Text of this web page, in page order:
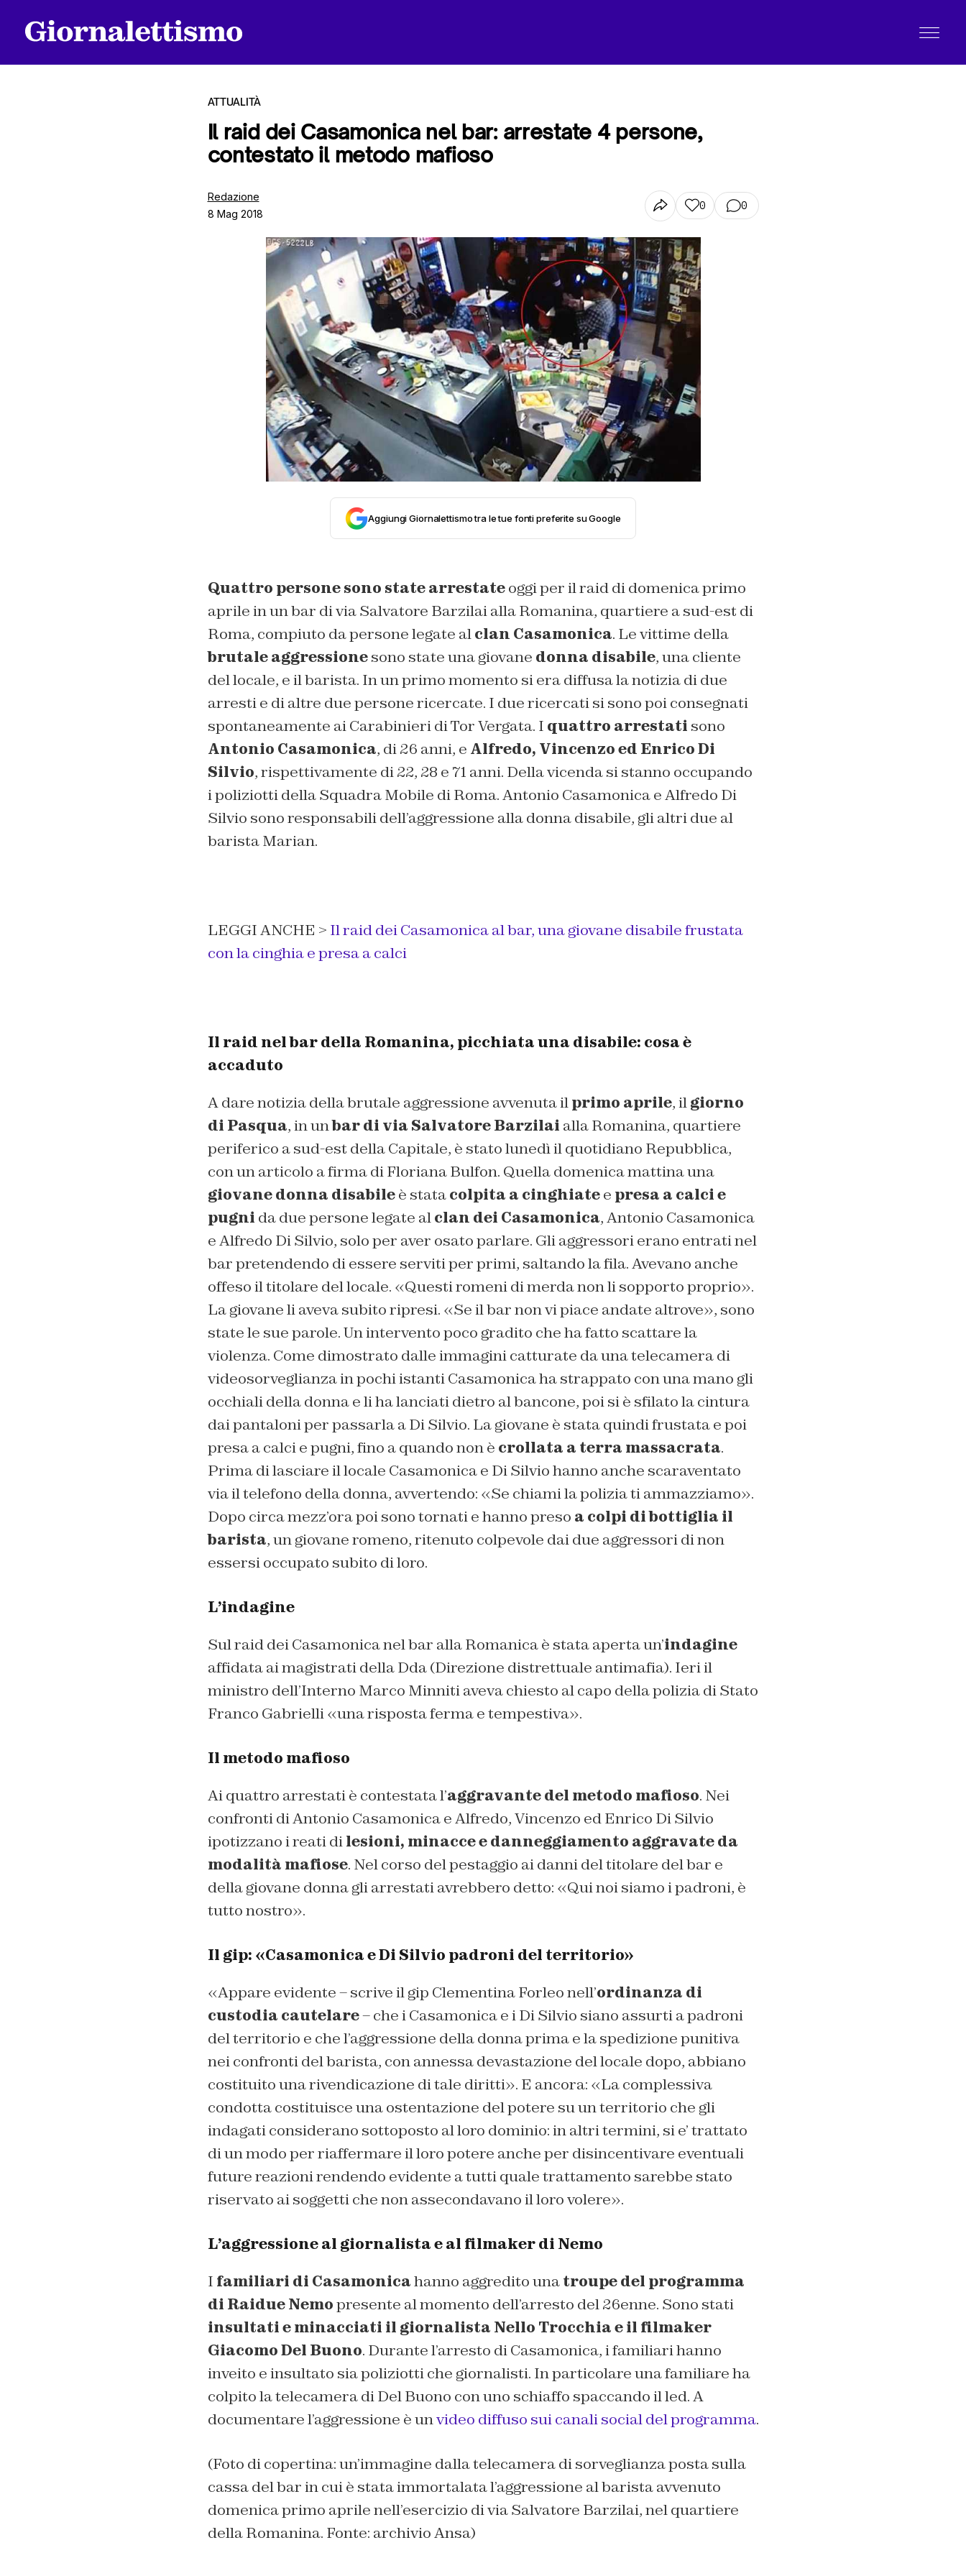
ATTUALITÀ
Il raid dei Casamonica nel bar: arrestate 4 persone,
contestato il metodo mafioso
Redazione
8 Mag 2018
0 0
Aggiungi Giornalettismo tra le tue fonti preferite su Google
Quattro persone sono state arrestateoggi per il raid di domenica primo
aprile in un bar di via Salvatore Barzilai alla Romanina, quartiere a sud-est di
Roma, compiuto da persone legate alclan Casamonica. Le vittime della
brutale aggressionesono state una giovane donna disabile, una cliente
del locale, e il barista. In un primo momento si era diffusa la notizia di due
arresti e di altre due persone ricercate. I due ricercati si sono poi consegnati
spontaneamente ai Carabinieri di Tor Vergata. I quattro arrestati sono
Antonio Casamonica, di 26 anni, e Alfredo, Vincenzo ed Enrico Di
Silvio, rispettivamente di 22, 28 e 71 anni. Della vicenda si stanno occupando
i poliziotti della Squadra Mobile di Roma. Antonio Casamonica e Alfredo Di
Silvio sono responsabili dell’aggressione alla donna disabile, gli altri due al
barista Marian.
LEGGI ANCHE > Il raid dei Casamonica al bar, una giovane disabile frustata
con la cinghia e presa a calci
Il raid nel bar della Romanina, picchiata una disabile: cosa è
accaduto
A dare notizia della brutale aggressione avvenuta ilprimo aprile, ilgiorno
di Pasqua, in unbar di via Salvatore Barzilai alla Romanina, quartiere
periferico a sud-est della Capitale, è stato lunedì il quotidiano Repubblica,
con un articolo a firma di Floriana Bulfon. Quella domenica mattina una
giovane donna disabileè statacolpita a cinghiatee presa a calci e
pugni da due persone legate alclan dei Casamonica, Antonio Casamonica
e Alfredo Di Silvio, solo per aver osato parlare. Gli aggressori erano entrati nel
bar pretendendo di essere serviti per primi, saltando la fila. Avevano anche
offeso il titolare del locale. «Questi romeni di merda non li sopporto proprio».
La giovane li aveva subito ripresi. «Se il bar non vi piace andate altrove», sono
state le sue parole. Un intervento poco gradito che ha fatto scattare la
violenza. Come dimostrato dalle immagini catturate da una telecamera di
videosorveglianza in pochi istanti Casamonica ha strappato con una mano gli
occhiali della donna e li ha lanciati dietro al bancone, poi si è sfilato la cintura
dai pantaloni per passarla a Di Silvio. La giovane è stata quindi frustata e poi
presa a calci e pugni, fino a quando non è crollata a terra massacrata.
Prima di lasciare il locale Casamonica e Di Silvio hanno anche scaraventato
via il telefono della donna, avvertendo: «Se chiami la polizia ti ammazziamo».
Dopo circa mezz’ora poi sono tornati e hanno preso a colpi di bottiglia il
barista, un giovane romeno, ritenuto colpevole dai due aggressori di non
essersi occupato subito di loro.
L’indagine
Sul raid dei Casamonica nel bar alla Romanica è stata aperta un’indagine
affidata ai magistrati della Dda (Direzione distrettuale antimafia). Ieri il
ministro dell’Interno Marco Minniti aveva chiesto al capo della polizia di Stato
Franco Gabrielli «una risposta ferma e tempestiva».
Il metodo mafioso
Ai quattro arrestati è contestata l’aggravante del metodo mafioso. Nei
confronti di Antonio Casamonica e Alfredo, Vincenzo ed Enrico Di Silvio
ipotizzano i reati dilesioni, minacce e danneggiamento aggravate da
modalità mafiose. Nel corso del pestaggio ai danni del titolare del bar e
della giovane donna gli arrestati avrebbero detto: «Qui noi siamo i padroni, è
tutto nostro».
Il gip: «Casamonica e Di Silvio padroni del territorio»
«Appare evidente – scrive il gip Clementina Forleo nell’ordinanza di
custodia cautelare– che i Casamonica e i Di Silvio siano assurti a padroni
del territorio e che l’aggressione della donna prima e la spedizione punitiva
nei confronti del barista, con annessa devastazione del locale dopo, abbiano
costituito una rivendicazione di tale diritti». E ancora: «La complessiva
condotta costituisce una ostentazione del potere su un territorio che gli
indagati considerano sottoposto al loro dominio: in altri termini, si e’ trattato
di un modo per riaffermare il loro potere anche per disincentivare eventuali
future reazioni rendendo evidente a tutti quale trattamento sarebbe stato
riservato ai soggetti che non assecondavano il loro volere».
L’aggressione al giornalista e al filmaker di Nemo
I familiari di Casamonicahanno aggredito unatroupe del programma
di Raidue Nemopresente al momento dell’arresto del 26enne. Sono stati
insultati e minacciati il giornalista Nello Trocchia e il filmaker
Giacomo Del Buono. Durante l’arresto di Casamonica, i familiari hanno
inveito e insultato sia poliziotti che giornalisti. In particolare una familiare ha
colpito la telecamera di Del Buono con uno schiaffo spaccando il led. A
documentare l’aggressione è unvideo diffuso sui canali social del programma.
(Foto di copertina: un’immagine dalla telecamera di sorveglianza posta sulla
cassa del bar in cui è stata immortalata l’aggressione al barista avvenuto
domenica primo aprile nell’esercizio di via Salvatore Barzilai, nel quartiere
della Romanina. Fonte: archivio Ansa)